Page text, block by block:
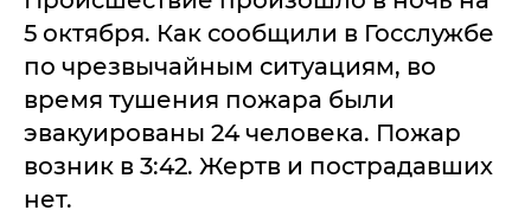
5 октября. Как сообщили в Госслужбе
по чрезвычайным ситуациям, во
время тушения пожара были
эвакуированы 24 человека. Пожар
возник в 3:42. Жертв и пострадавших
нет.